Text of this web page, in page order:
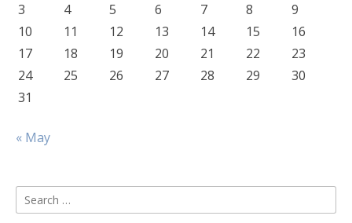
3
4 5 6 7 8
9
10
11 12 13 14 15
16
17
18 19 20 21 22
23
24
25 26 27 28 29
30
31
« May
Search
for: